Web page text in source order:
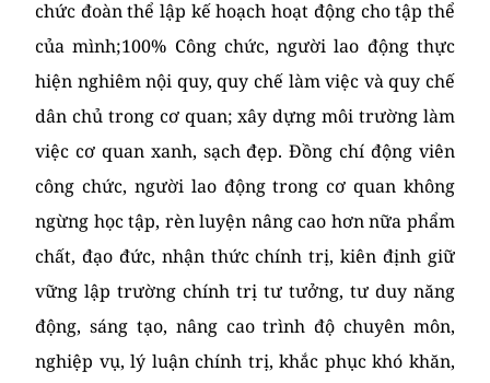
chức đoàn thể lập kế hoạch hoạt động cho tập thể
của mình;100% Công chức, người lao động thực
hiện nghiêm nội quy, quy chế làm việc và quy chế
dân chủ trong cơ quan; xây dựng môi trường làm
việc cơ quan xanh, sạch đẹp. Đồng chí động viên
công chức, người lao động trong cơ quan không
ngừng học tập, rèn luyện nâng cao hơn nữa phẩm
chất, đạo đức, nhận thức chính trị, kiên định giữ
vững lập trường chính trị tư tưởng, tư duy năng
động, sáng tạo, nâng cao trình độ chuyên môn,
nghiệp vụ, lý luận chính trị, khắc phục khó khăn,